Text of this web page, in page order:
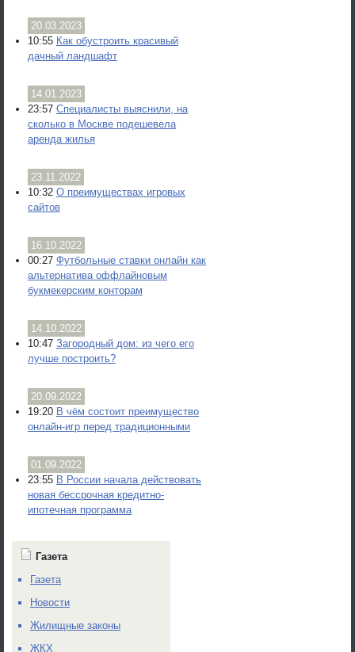
20.03.2023
10:55 Как обустроить красивый
дачный ландшафт
14.01.2023
23:57 Специалисты выяснили, на
сколько в Москве подешевела
аренда жилья
23.11.2022
10:32 О преимуществах игровых
сайтов
16.10.2022
00:27 Футбольные ставки онлайн как
альтернатива оффлайновым
букмекерским конторам
14.10.2022
10:47 Загородный дом: из чего его
лучше построить?
20.09.2022
19:20 В чём состоит преимущество
онлайн-игр перед традиционными
01.09.2022
23:55 В России начала действовать
новая бессрочная кредитно-
ипотечная программа
Газета
Газета
Новости
Жилищные законы
ЖКХ